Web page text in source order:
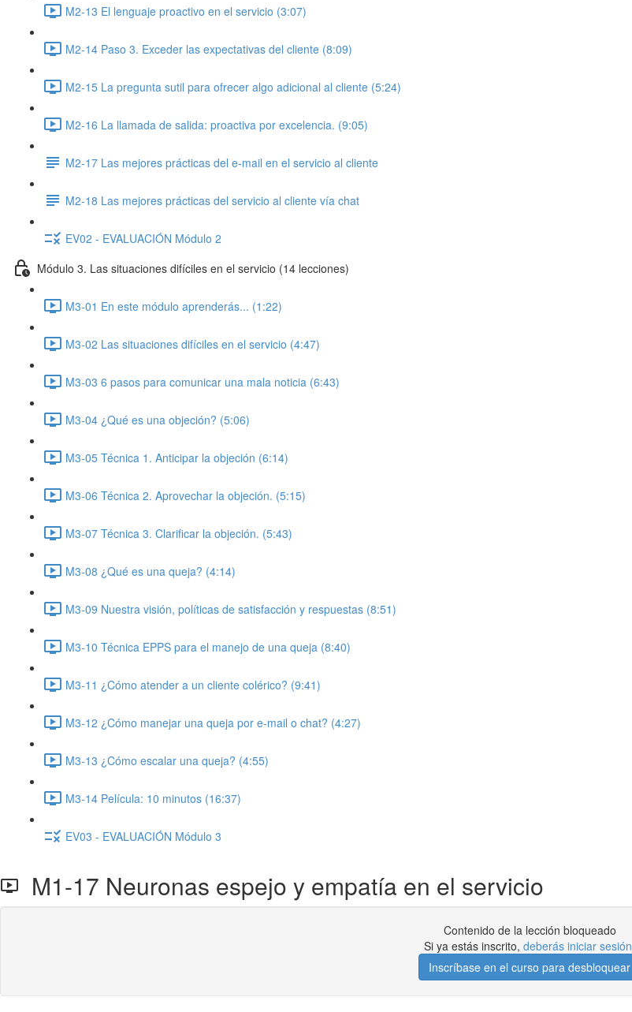
M2-13 El lenguaje proactivo en el servicio (3:07)
M2-14 Paso 3. Exceder las expectativas del cliente (8:09)
M2-15 La pregunta sutil para ofrecer algo adicional al cliente (5:24)
M2-16 La llamada de salida: proactiva por excelencia. (9:05)
M2-17 Las mejores prácticas del e-mail en el servicio al cliente
M2-18 Las mejores prácticas del servicio al cliente vía chat
EV02 - EVALUACIÓN Módulo 2
Módulo 3. Las situaciones difíciles en el servicio (14 lecciones)
M3-01 En este módulo aprenderás... (1:22)
M3-02 Las situaciones difíciles en el servicio (4:47)
M3-03 6 pasos para comunicar una mala noticia (6:43)
M3-04 ¿Qué es una objeción? (5:06)
M3-05 Técnica 1. Anticipar la objeción (6:14)
M3-06 Técnica 2. Aprovechar la objeción. (5:15)
M3-07 Técnica 3. Clarificar la objeción. (5:43)
M3-08 ¿Qué es una queja? (4:14)
M3-09 Nuestra visión, políticas de satisfacción y respuestas (8:51)
M3-10 Técnica EPPS para el manejo de una queja (8:40)
M3-11 ¿Cómo atender a un cliente colérico? (9:41)
M3-12 ¿Cómo manejar una queja por e-mail o chat? (4:27)
M3-13 ¿Cómo escalar una queja? (4:55)
M3-14 Película: 10 minutos (16:37)
EV03 - EVALUACIÓN Módulo 3
M1-17 Neuronas espejo y empatía en el servicio
Contenido de la lección bloqueado
Si ya estás inscrito, deberás iniciar sesión
Inscríbase en el curso para desbloquear